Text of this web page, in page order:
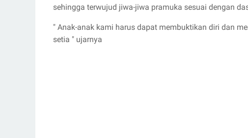
sehingga terwujud jiwa-jiwa pramuka sesuai dengan
" Anak-anak kami harus dapat membuktikan diri dan
setia " ujarnya